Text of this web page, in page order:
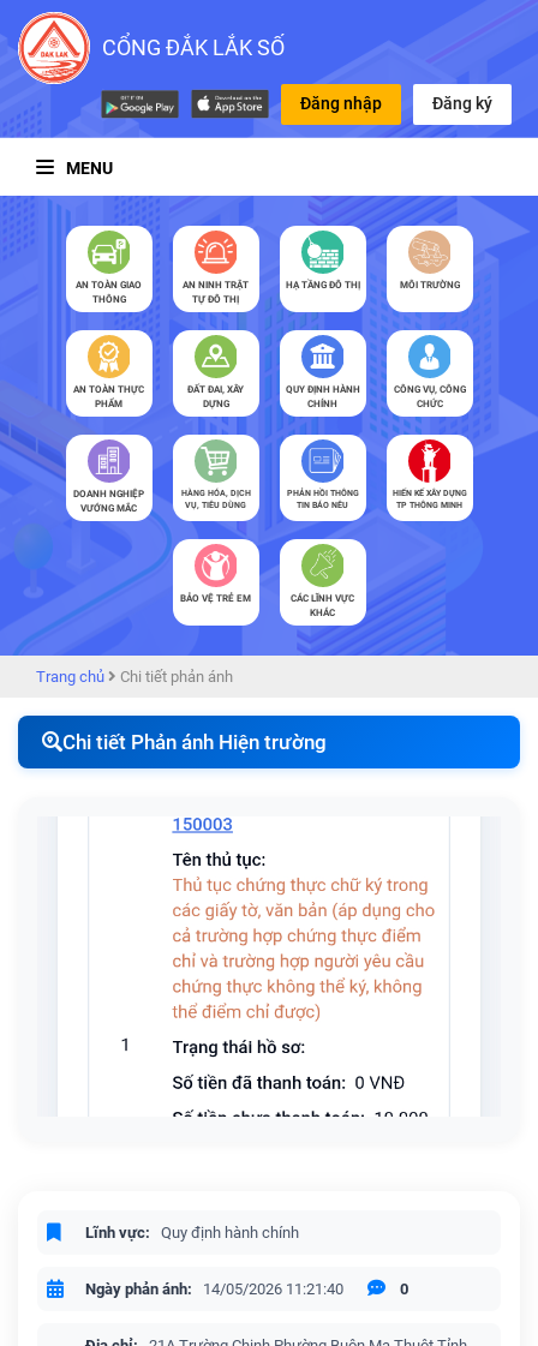
CỔNG ĐẮK LẮK SỐ
Đăng nhập Đăng ký
MENU
AN TOÀN GIAO
THÔNG
AN NINH TRẬT
TỰ ĐÔ THỊ
HẠ TẦNG ĐÔ THỊ MÔI TRƯỜNG
AN TOÀN THỰC
PHẨM
ĐẤT ĐAI, XÂY
DỰNG
QUY ĐỊNH HÀNH
CHÍNH
CÔNG VỤ, CÔNG
CHỨC
DOANH NGHIỆP
VƯỚNG MẮC
HÀNG HÓA, DỊCH
VỤ, TIÊU DÙNG
PHẢN HỒI THÔNG
TIN BÁO NÊU
HIẾN KẾ XÂY DỰNG
TP THÔNG MINH
BẢO VỆ TRẺ EM
CÁC LĨNH VỰC
KHÁC
Trang chủ Chi tiết phản ánh
Chi tiết Phản ánh Hiện trường
Lĩnh vực: Quy định hành chính
Ngày phản ánh: 14/05/2026 11:21:40 0